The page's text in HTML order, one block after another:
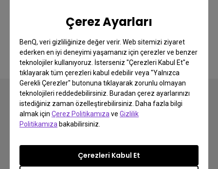
Çerez Ayarları
BenQ, veri gizliliğinize değer verir. Web sitemizi ziyaret
ederken en iyi deneyimi yaşamanız için çerezler ve benzer
teknolojiler kullanıyoruz. İsterseniz "Çerezleri Kabul Et"e
tıklayarak tüm çerezleri kabul edebilir veya "Yalnızca
Gerekli Çerezler" butonuna tıklayarak zorunlu olmayan
teknolojileri reddedebilirsiniz. Buradan çerez ayarlarınızı
istediğiniz zaman özelleştirebilirsiniz. Daha fazla bilgi
almak için Çerez Politikamıza ve Gizlilik
Politikamıza bakabilirsiniz.
Çerezleri Kabul Et
başlangıç kılavuzu